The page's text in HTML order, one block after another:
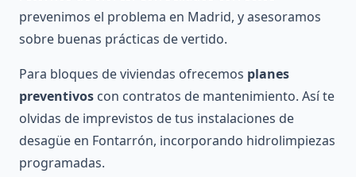
prevenimos el problema en Madrid, y asesoramos
sobre buenas prácticas de vertido.
Para bloques de viviendas ofrecemos planes
preventivos con contratos de mantenimiento. Así te
olvidas de imprevistos de tus instalaciones de
desagüe en Fontarrón, incorporando hidrolimpiezas
programadas.